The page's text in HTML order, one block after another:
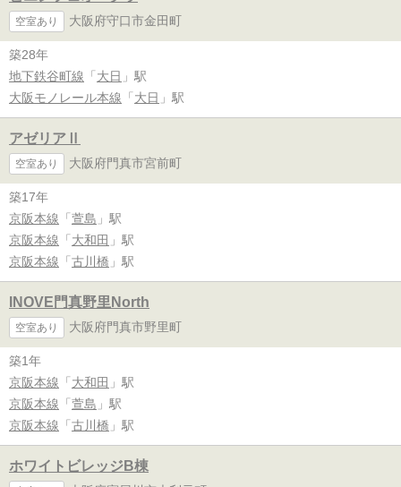
空室あり 大阪府守口市金田町
築28年
地下鉄谷町線 「 大日 」駅
大阪モノレール本線 「 大日 」駅
アゼリアⅡ
空室あり 大阪府門真市宮前町
築17年
京阪本線 「 萱島 」駅
京阪本線 「 大和田 」駅
京阪本線 「 古川橋 」駅
INOVE門真野里North
空室あり 大阪府門真市野里町
築1年
京阪本線 「 大和田 」駅
京阪本線 「 萱島 」駅
京阪本線 「 古川橋 」駅
ホワイトビレッジB棟